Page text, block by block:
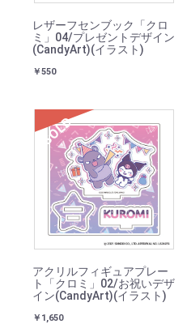
レザーフセンブック「クロ
ミ」04/プレゼントデザイン
(CandyArt)(イラスト)
￥550
SOLD
アクリルフィギュアプレー
ト「クロミ」02/お祝いデザ
イン(CandyArt)(イラスト)
￥1,650